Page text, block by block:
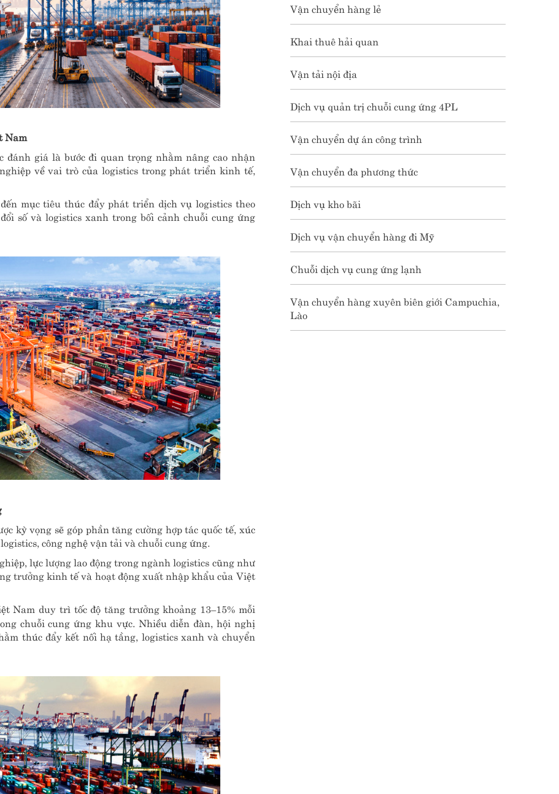
Nam
đánh giá là bước đi quan trọng nhằm nâng cao nhận
về vai trò của logistics trong phát triển kinh tế,
mục tiêu thúc đẩy phát triển dịch vụ logistics theo
số và logistics xanh trong bối cảnh chuỗi cung ứng
kỳ vọng sẽ góp phần tăng cường hợp tác quốc tế, xúc
công nghệ vận tải và chuỗi cung ứng.
lực lượng lao động trong ngành logistics cũng như
trưởng kinh tế và hoạt động xuất nhập khẩu của Việt
Nam duy trì tốc độ tăng trưởng khoảng 13–15% mỗi
chuỗi cung ứng khu vực. Nhiều diễn đàn, hội nghị
thúc đẩy kết nối hạ tầng, logistics xanh và chuyển
Vận chuyển hàng lẻ
Khai thuê hải quan
Vận tải nội địa
Dịch vụ quản trị chuỗi cung ứng 4PL
Vận chuyển dự án công trình
Vận chuyển đa phương thức
Dịch vụ kho bãi
Dịch vụ vận chuyển hàng đi Mỹ
Chuỗi dịch vụ cung ứng lạnh
Vận chuyển hàng xuyên biên giới Campuchia,
Lào